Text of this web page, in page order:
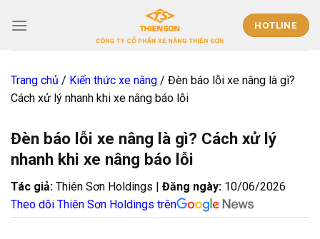
HOTLINE
Trang chủ / Kiến thức xe nâng / Đèn báo lỗi xe nâng là gì?
Cách xử lý nhanh khi xe nâng báo lỗi
Đèn báo lỗi xe nâng là gì? Cách xử lý
nhanh khi xe nâng báo lỗi
Tác giả: Thiên Sơn Holdings | Đăng ngày: 10/06/2026
Theo dõi Thiên Sơn Holdings trên